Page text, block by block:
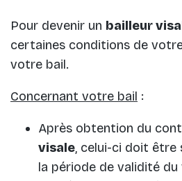
Pour devenir un bailleur
certaines conditions de
votre bail.
Concernant votre bail :
Après obtention du
visale, celui-ci doit être
la période de validité